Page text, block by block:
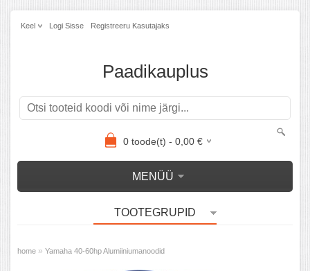
Keel Logi Sisse Registreeru Kasutajaks
Paadikauplus
0toode(t) - 0,00€
MENÜÜ
TOOTEGRUPID
home » Yamaha 40-60hp Alumiiniumanoodid